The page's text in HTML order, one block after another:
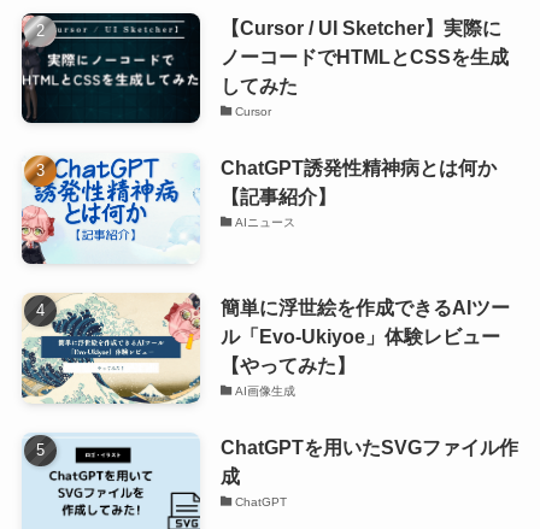
【Cursor / UI Sketcher】実際に
ノーコードでHTMLとCSSを生成
してみた
Cursor
ChatGPT誘発性精神病とは何か
【記事紹介】
AIニュース
簡単に浮世絵を作成できるAIツー
ル「Evo-Ukiyoe」体験レビュー
【やってみた】
AI画像生成
ChatGPTを用いたSVGファイル作
成
ChatGPT